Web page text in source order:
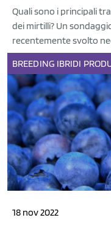
Quali sono i principali
dei mirtilli? Un
recentemente svolto
BREEDING IBRIDI
18 nov 2022